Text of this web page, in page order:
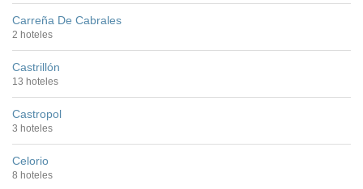
Carreña De Cabrales
2 hoteles
Castrillón
13 hoteles
Castropol
3 hoteles
Celorio
8 hoteles